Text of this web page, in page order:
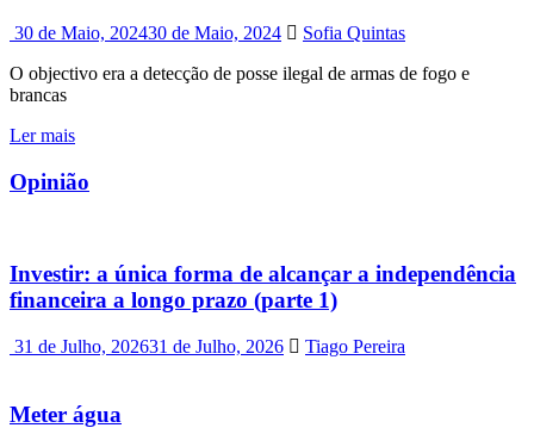
30 de Maio, 202430 de Maio, 2024
Sofia Quintas
O objectivo era a detecção de posse ilegal de armas de fogo e
brancas
Ler mais
Opinião
Investir: a única forma de alcançar a independência
financeira a longo prazo (parte 1)
31 de Julho, 202631 de Julho, 2026 Tiago Pereira
Meter água